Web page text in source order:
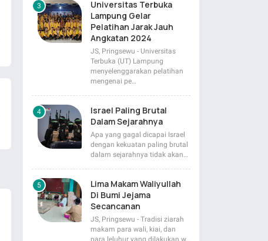
Universitas Terbuka
Lampung Gelar
Pelatihan Jarak Jauh
Angkatan 2024
JS, Pringsewu - Universitas
Terbuka (UT) Lampung
menyelenggarakan pelatihan
mengenai pe…
Israel Paling Brutal
Dalam Sejarahnya
Apa yang gagal dicapai Israel
dengan kekuatan paling brutal
dalam sejarahnya tidak akan…
Lima Makam Waliyullah
Di Bumi Jejama
Secancanan
JS, Pringsewu - Tradisi ziarah
makam para wali, kiai, dan
para leluhur yang dilakukan w…